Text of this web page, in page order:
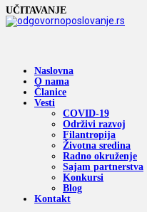
UČITAVANJE
Naslovna
O nama
Članice
Vesti
COVID-19
Održivi razvoj
Filantropija
Životna sredina
Radno okruženje
Sajam partnerstva
Konkursi
Blog
Kontakt